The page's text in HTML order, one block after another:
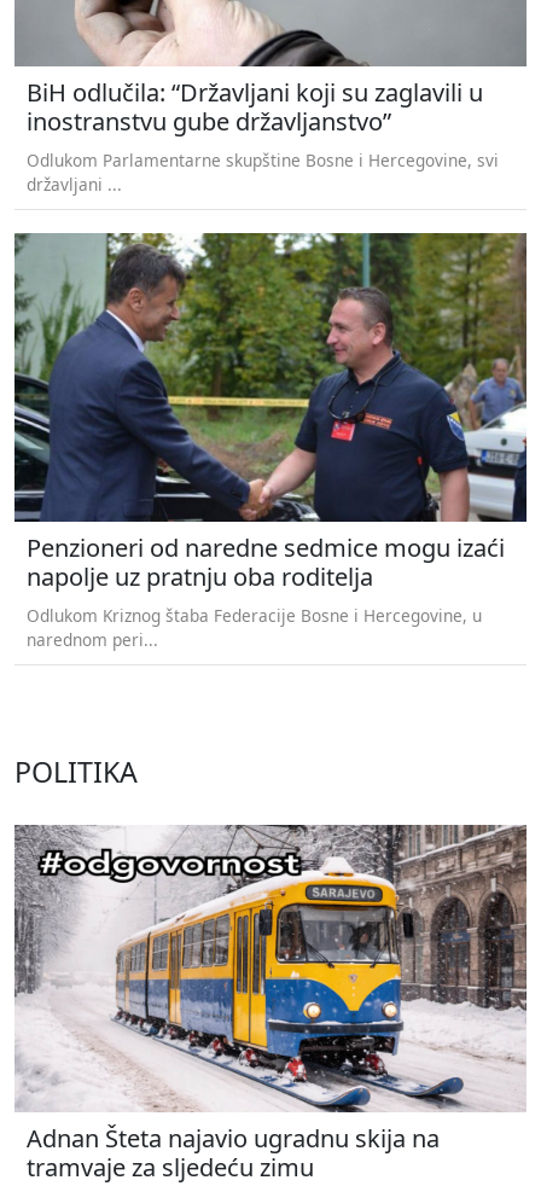
BiH odlučila: “Državljani koji su zaglavili u
inostranstvu gube državljanstvo”
Odlukom Parlamentarne skupštine Bosne i Hercegovine, svi
državljani ...
Penzioneri od naredne sedmice mogu izaći
napolje uz pratnju oba roditelja
Odlukom Kriznog štaba Federacije Bosne i Hercegovine, u
narednom peri...
POLITIKA
Adnan Šteta najavio ugradnu skija na
tramvaje za sljedeću zimu